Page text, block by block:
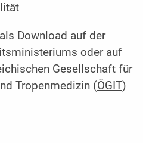
Download auf der
oder auf
Gesellschaft für
Tropenmedizin (ÖGIT)